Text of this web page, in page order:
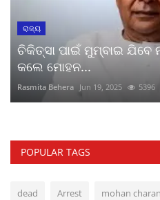
ରାଜ୍ୟ
ଚିକିତ୍ସା ପାଇଁ ମୁମ୍ବାଇ ଯିବେ
କଲେ ମୋହନ...
Rasmita Behera Jun 19, 2025 5396
POPULAR TAGS
dead Arrest mohan